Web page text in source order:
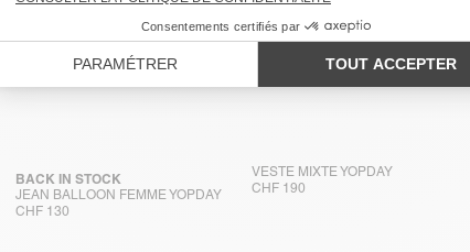
JEAN BALLOON FEMME YOPDAY
BACK IN STOCK
CHF 130
VESTE MIXTE YOPDAY
CHF 190